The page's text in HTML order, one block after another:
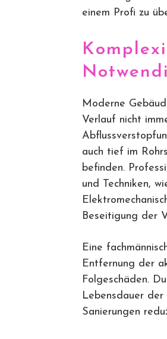
einem Profi zu
Moderne
Verlauf nicht
auch tief im
befinden.
und Techniken,
Beseitigung der
Eine
Entfernung der
Folgeschäden.
Lebensdauer
Sanierungen